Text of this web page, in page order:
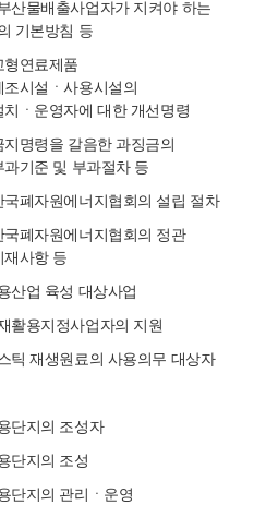
산물배출사업자가 지켜야 하는
기본방침 등
형연료제품
조시설ㆍ사용시설의
치ㆍ운영자에 대한 개선명령
지명령을 갈음한 과징금의
과기준 및 부과절차 등
국폐자원에너지협회의 설립 절차
국폐자원에너지협회의 정관
재사항 등
산업 육성 대상사업
활용지정사업자의 지원
틱 재생원료의 사용의무 대상자
단지의 조성자
단지의 조성
단지의 관리ㆍ운영